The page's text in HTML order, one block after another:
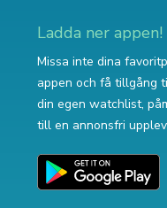
Ladda ner appen!
Missa inte dina
appen och få tillgång
din egen watchlist,
till en annonsfri